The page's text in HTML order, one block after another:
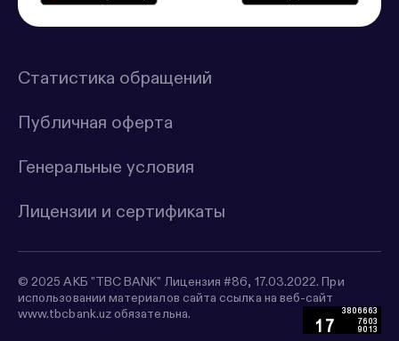
Статистика обращений
Публичная оферта
Генеральные условия
Лицензии и сертификаты
© 2025 АКБ "TBC BANK" Лицензия #86, 17.03.2022. При
использовании материалов сайта ссылка на веб-сайт
www.tbcbank.uz обязательна.